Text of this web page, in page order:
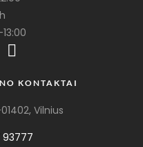
KONTAKTAI
Vilnius
93777